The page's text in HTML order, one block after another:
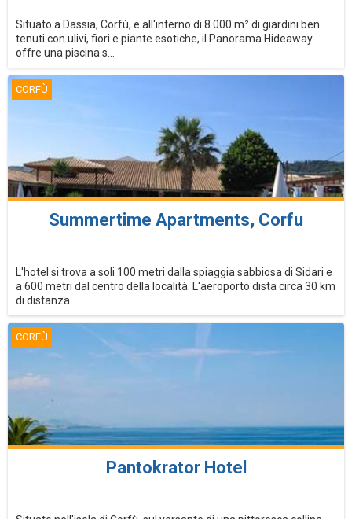
Situato a Dassia, Corfù, e all'interno di 8.000 m² di giardini ben
tenuti con ulivi, fiori e piante esotiche, il Panorama Hideaway
offre una piscina s...
CORFÙ
Summertime Apartments, Corfu
L'hotel si trova a soli 100 metri dalla spiaggia sabbiosa di Sidari e
a 600 metri dal centro della località. L'aeroporto dista circa 30 km
di distanza...
CORFÙ
Pantokrator Hotel